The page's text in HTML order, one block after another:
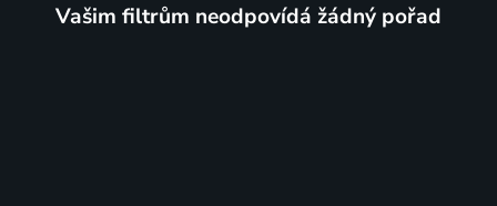
Vašim filtrům neodpovídá žádný pořad